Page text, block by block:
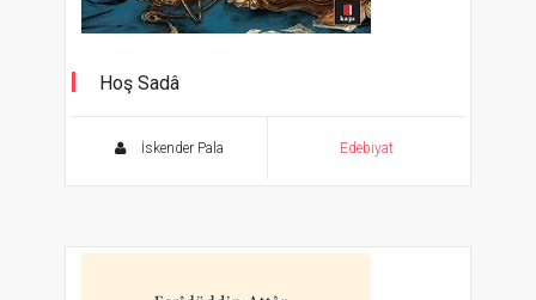
Hoş Sadâ
İskender Pala Edebiyat